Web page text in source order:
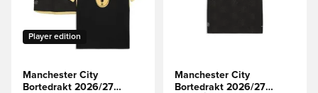
Player edition
Manchester City
Bortedrakt 2026/27
Manchester City
Bortedrakt 2026/27